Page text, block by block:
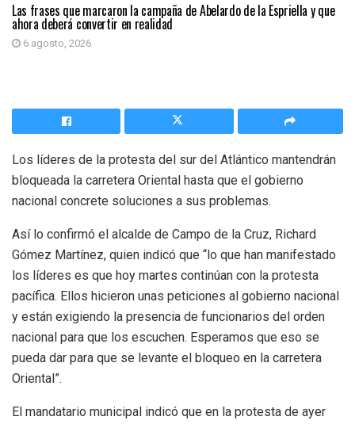
Las frases que marcaron la campaña de Abelardo de la Espriella y que
ahora deberá convertir en realidad
6 agosto, 2026
Los líderes de la protesta del sur del Atlántico mantendrán
bloqueada la carretera Oriental hasta que el gobierno
nacional concrete soluciones a sus problemas.
Así lo confirmó el alcalde de Campo de la Cruz, Richard
Gómez Martínez, quien indicó que “lo que han manifestado
los líderes es que hoy martes continúan con la protesta
pacífica. Ellos hicieron unas peticiones al gobierno nacional
y están exigiendo la presencia de funcionarios del orden
nacional para que los escuchen. Esperamos que eso se
pueda dar para que se levante el bloqueo en la carretera
Oriental”.
El mandatario municipal indicó que en la protesta de ayer